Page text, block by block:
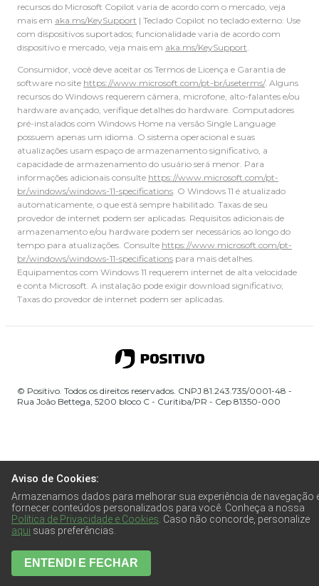
recursos do Microsoft Copilot varia de acordo com o mercado, veja
mais em aka.ms/KeySupport | Teclado Copilot no teclado externo: Use
com dispositivos suportados; funcionalidade varia de acordo com
dispositivo e mercado, veja mais em aka.ms/KeySupport.
Consumidor, você deve aceitar os Termos de Licença e Garantia de
software no site https://www.microsoft.com/pt-br/useterms/. Alguns
recursos do Windows requerem câmera, microfone, alto-falantes e/ou
hardware avançado, verifique detalhes do hardware. Computadores
pré-instalados com Windows Home na versão Single Language
possuem apenas um idioma. O sistema operacional e suas
atualizações usam espaço de armazenamento significativo, a
capacidade de armazenamento do usuário será menor. Para
informações adicionais consulte https://www.microsoft.com/pt-
br/windows/windows-11-specifications. O Windows 11 é atualizado
automaticamente, o que está sempre habilitado. Taxas de seu
provedor de internet podem ser aplicadas. Requisitos adicionais de
armazenamento e/ou hardware podem ser necessários ao longo do
tempo para atualizações. Consulte https://www.microsoft.com/pt-
br/windows/windows-11-specifications para mais detalhes.
Equipamentos com Windows 11 requerem internet de alta velocidade
e conta Microsoft. A instalação pode exigir download significativo;
Taxas do provedor de internet podem ser aplicadas.
© Positivo. Todos os direitos reservados. CNPJ 81.243.735/0001-48 -
Rua João Bettega, 5200 bloco C - Curitiba/PR - Cep 81350-000
Aviso de Cookies:
Armazenamos dados para melhorar sua experiência de navegação
fornecer conteúdos personalizados para você. Conheça a nossa
Política de Privacidade e Cookies . Caso não concorde, personalize
aqui suas preferências.
ENTENDI E FECHAR